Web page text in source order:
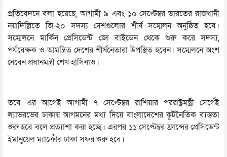
প্রতিবেদনে বলা হয়েছে, আগামী ৯ এবং ১০ সেপ্টেম্বর ভারতের রাজধানী
নয়াদিল্লিতে জি-২০ সদস্য দেশগুলোর শীর্ষ সম্মেলন অনুষ্ঠিত হবে।
সম্মেলনে মার্কিন প্রেসিডেন্ট জো বাইডেন থেকে শুরু করে সদস্য,
পর্যবেক্ষক ও আমন্ত্রিত দেশের শীর্ষনেতারা উপস্থিত হবেন। সম্মেলনে অংশ
নেবেন প্রধানমন্ত্রী শেখ হাসিনাও।
তবে এর আগেই আগামী ৭ সেপ্টেম্বর রাশিয়ার পররাষ্ট্রমন্ত্রী সের্গেই
ল্যাভরভের ঢাকায় আগমনের মধ্য দিয়ে বাংলাদেশের কূটনৈতিক ব্যস্ততা
শুরু হবে বলে প্রত্যাশা করা হচ্ছে। এরপর ১১ সেপ্টেম্বর ফ্রান্সের প্রেসিডেন্ট
ইমানুয়েল ম্যাক্রোঁর ঢাকা সফর শুরু হবে।